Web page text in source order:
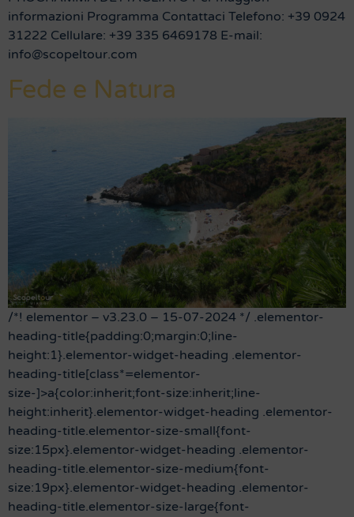
informazioni Programma Contattaci Telefono: +39 0924
31222 Cellulare: +39 335 6469178 E-mail:
info@scopeltour.com
Fede e Natura
/*! elementor – v3.23.0 – 15-07-2024 */ .elementor-
heading-title{padding:0;margin:0;line-
height:1}.elementor-widget-heading .elementor-
heading-title[class*=elementor-
size-]>a{color:inherit;font-size:inherit;line-
height:inherit}.elementor-widget-heading .elementor-
heading-title.elementor-size-small{font-
size:15px}.elementor-widget-heading .elementor-
heading-title.elementor-size-medium{font-
size:19px}.elementor-widget-heading .elementor-
heading-title.elementor-size-large{font-